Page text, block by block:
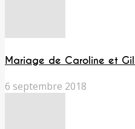
Mariage de Caroline et
6 septembre 2018